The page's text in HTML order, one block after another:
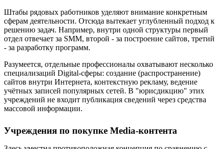
Штабы рядовых работников уделяют внимание конкретным
сферам деятельности. Отсюда вытекает углубленный подход к
решению задач. Например, внутри одной структуры первый
отдел отвечает за SMM, второй - за построение сайтов, третий
- за разработку программ.
Разумеется, отдельные профессионалы охватывают несколько
специализаций Digital-сферы: создание (распространение)
сайтов внутри Интернета, контекстную рекламу, ведение
учётных записей популярных сетей. В "юрисдикцию" этих
учреждений не входит публикация сведений через средства
массовой информации.
Учреждения по покупке Media-контента